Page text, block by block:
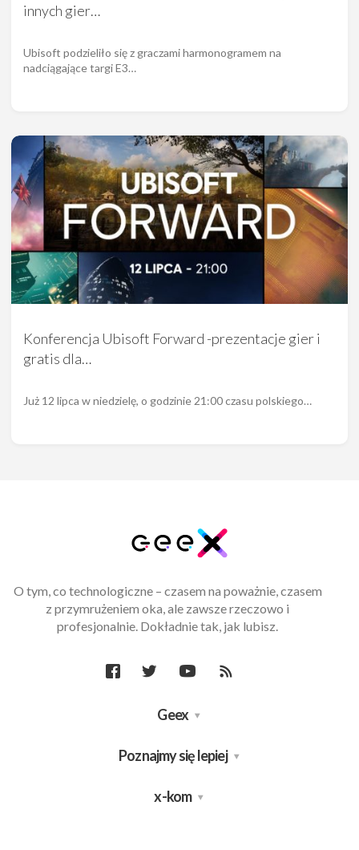
innych gier…
Ubisoft podzieliło się z graczami harmonogramem na
nadciągające targi E3…
Konferencja Ubisoft Forward -prezentacje gier i
gratis dla…
Już 12 lipca w niedzielę, o godzinie 21:00 czasu polskiego…
O tym, co technologiczne – czasem na poważnie, czasem
z przymrużeniem oka, ale zawsze rzeczowo i
profesjonalnie. Dokładnie tak, jak lubisz.
Geex
Poznajmy się lepiej
x-kom